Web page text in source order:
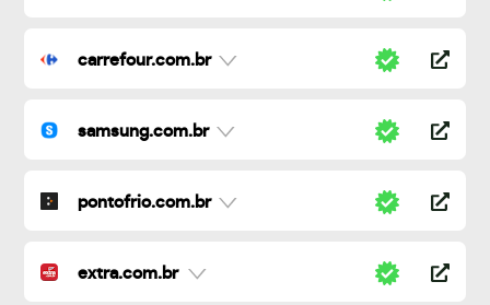
carrefour.com.br
samsung.com.br
pontofrio.com.br
extra.com.br